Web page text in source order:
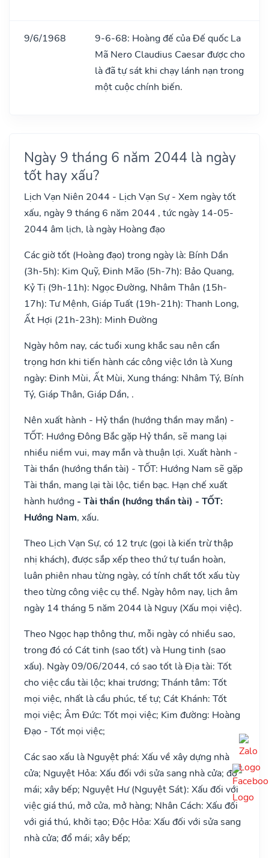
9/6/1968
9-6-68: Hoàng đế của Đế quốc La
Mã Nero Claudius Caesar được cho
là đã tự sát khi chạy lánh nạn trong
một cuộc chính biến.
Ngày 9 tháng 6 năm 2044 là ngày
tốt hay xấu?
Lịch Vạn Niên 2044 - Lịch Vạn Sự - Xem ngày tốt
xấu, ngày 9 tháng 6 năm 2044 , tức ngày 14-05-
2044 âm lịch, là ngày Hoàng đạo
Các giờ tốt (Hoàng đạo) trong ngày là: Bính Dần
(3h-5h): Kim Quỹ, Đinh Mão (5h-7h): Bảo Quang,
Kỷ Tị (9h-11h): Ngọc Đường, Nhâm Thân (15h-
17h): Tư Mệnh, Giáp Tuất (19h-21h): Thanh Long,
Ất Hợi (21h-23h): Minh Đường
Ngày hôm nay, các tuổi xung khắc sau nên cẩn
trọng hơn khi tiến hành các công việc lớn là Xung
ngày: Đinh Mùi, Ất Mùi, Xung tháng: Nhâm Tý, Bính
Tý, Giáp Thân, Giáp Dần, .
Nên xuất hành - Hỷ thần (hướng thần may mắn) -
TỐT: Hướng Đông Bắc gặp Hỷ thần, sẽ mang lại
nhiều niềm vui, may mắn và thuận lợi. Xuất hành -
Tài thần (hướng thần tài) - TỐT: Hướng Nam sẽ gặp
Tài thần, mang lại tài lộc, tiền bạc. Hạn chế xuất
hành hướng - Tài thần (hướng thần tài) - TỐT:
Hướng Nam, xấu.
Theo Lịch Vạn Sự, có 12 trực (gọi là kiến trừ thập
nhị khách), được sắp xếp theo thứ tự tuần hoàn,
luân phiên nhau từng ngày, có tính chất tốt xấu tùy
theo từng công việc cụ thể. Ngày hôm nay, lịch âm
ngày 14 tháng 5 năm 2044 là Nguy (Xấu mọi việc).
Theo Ngọc hạp thông thư, mỗi ngày có nhiều sao,
trong đó có Cát tinh (sao tốt) và Hung tinh (sao
xấu). Ngày 09/06/2044, có sao tốt là Địa tài: Tốt
cho việc cầu tài lộc; khai trương; Thánh tâm: Tốt
mọi việc, nhất là cầu phúc, tế tự; Cát Khánh: Tốt
mọi việc; Âm Đức: Tốt mọi việc; Kim đường: Hoàng
Đạo - Tốt mọi việc;
Các sao xấu là Nguyệt phá: Xấu về xây dựng nhà
cửa; Nguyệt Hỏa: Xấu đối với sửa sang nhà cửa; đổ
mái; xây bếp; Nguyệt Hư (Nguyệt Sát): Xấu đối với
việc giá thú, mở cửa, mở hàng; Nhân Cách: Xấu đối
với giá thú, khởi tạo; Độc Hỏa: Xấu đối với sửa sang
nhà cửa; đổ mái; xây bếp;